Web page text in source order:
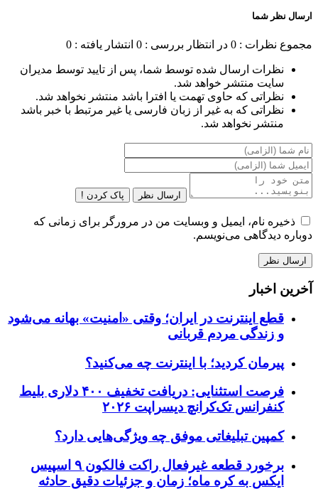
ارسال نظر شما
مجموع نظرات : 0 در انتظار بررسی : 0 انتشار یافته : 0
نظرات ارسال شده توسط شما، پس از تایید توسط مدیران
سایت منتشر خواهد شد.
نظراتی که حاوی تهمت یا افترا باشد منتشر نخواهد شد.
نظراتی که به غیر از زبان فارسی یا غیر مرتبط با خبر باشد
منتشر نخواهد شد.
ارسال نظر پاک کردن !
ذخیره نام، ایمیل و وبسایت من در مرورگر برای زمانی که
دوباره دیدگاهی می‌نویسم.
آخرین اخبار
قطع اینترنت در ایران؛ وقتی «امنیت» بهانه می‌شود
و زندگی مردم قربانی
پیرمان کردید؛ با اینترنت چه می‌کنید؟
فرصت استثنایی: دریافت تخفیف ۴۰۰ دلاری بلیط
کنفرانس تک‌کرانچ دیسراپت ۲۰۲۶
کمپین تبلیغاتی موفق چه ویژگی‌هایی دارد؟
برخورد قطعه غیرفعال راکت فالکون ۹ اسپیس
ایکس به کره ماه؛ زمان و جزئیات دقیق حادثه